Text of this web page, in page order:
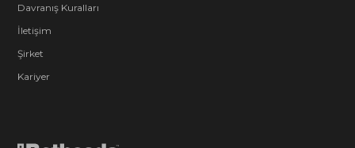
Davranış Kuralları
İletişim
Şirket
Kariyer